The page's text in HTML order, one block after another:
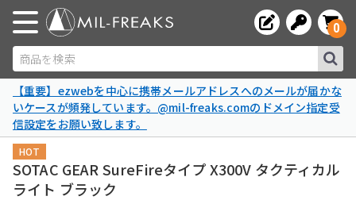
商品を検索
0
【重要】ezwebを中心に携帯メールアドレスへのメールが届かな
いケースが頻発しています。@mil-freaks.comのドメイン指定受
信設定をお願い致します。
HOT
SOTAC GEAR SureFireタイプ X300V タクティカル
ライト ブラック